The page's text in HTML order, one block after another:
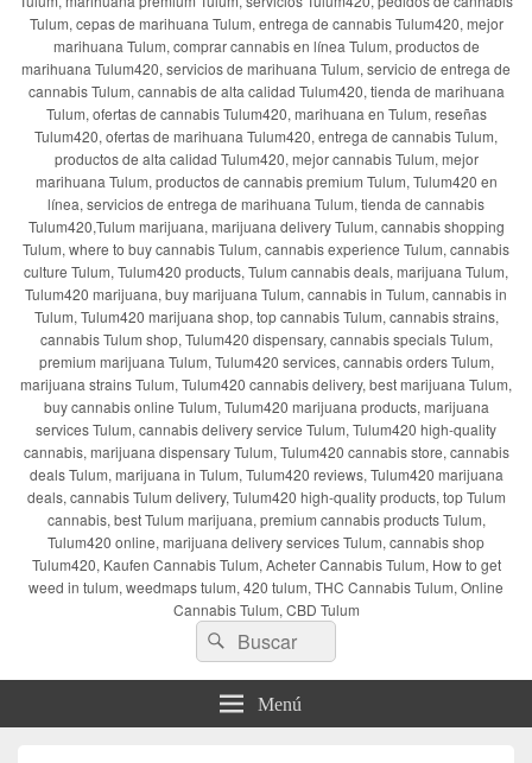
Tulum, cepas de marihuana Tulum, entrega de cannabis Tulum420, mejor
marihuana Tulum, comprar cannabis en línea Tulum, productos de
marihuana Tulum420, servicios de marihuana Tulum, servicio de entrega de
cannabis Tulum, cannabis de alta calidad Tulum420, tienda de marihuana
Tulum, ofertas de cannabis Tulum420, marihuana en Tulum, reseñas
Tulum420, ofertas de marihuana Tulum420, entrega de cannabis Tulum,
productos de alta calidad Tulum420, mejor cannabis Tulum, mejor
marihuana Tulum, productos de cannabis premium Tulum, Tulum420 en
línea, servicios de entrega de marihuana Tulum, tienda de cannabis
Tulum420,Tulum marijuana, marijuana delivery Tulum, cannabis shopping
Tulum, where to buy cannabis Tulum, cannabis experience Tulum, cannabis
culture Tulum, Tulum420 products, Tulum cannabis deals, marijuana Tulum,
Tulum420 marijuana, buy marijuana Tulum, cannabis in Tulum, cannabis in
Tulum, Tulum420 marijuana shop, top cannabis Tulum, cannabis strains,
cannabis Tulum shop, Tulum420 dispensary, cannabis specials Tulum,
premium marijuana Tulum, Tulum420 services, cannabis orders Tulum,
marijuana strains Tulum, Tulum420 cannabis delivery, best marijuana Tulum,
buy cannabis online Tulum, Tulum420 marijuana products, marijuana
services Tulum, cannabis delivery service Tulum, Tulum420 high-quality
cannabis, marijuana dispensary Tulum, Tulum420 cannabis store, cannabis
deals Tulum, marijuana in Tulum, Tulum420 reviews, Tulum420 marijuana
deals, cannabis Tulum delivery, Tulum420 high-quality products, top Tulum
cannabis, best Tulum marijuana, premium cannabis products Tulum,
Tulum420 online, marijuana delivery services Tulum, cannabis shop
Tulum420, Kaufen Cannabis Tulum, Acheter Cannabis Tulum, How to get
weed in tulum, weedmaps tulum, 420 tulum, THC Cannabis Tulum, Online
Cannabis Tulum, CBD Tulum
Buscar
por:
Buscar
Menú